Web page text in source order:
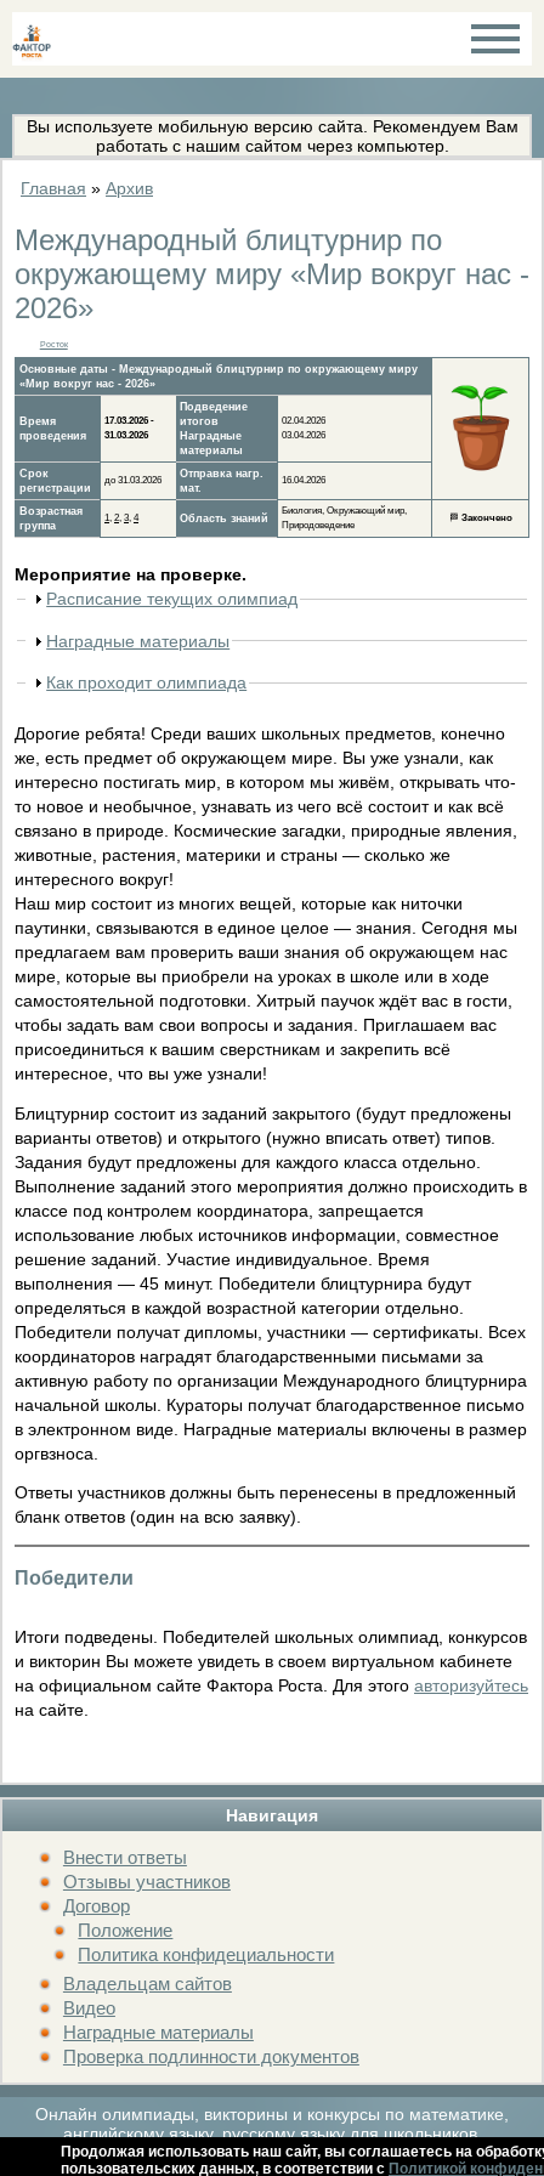
Вы используете мобильную версию сайта. Рекомендуем Вам
работать с нашим сайтом через компьютер.
Навигация
Внести ответы
Отзывы участников
Договор
Положение
Политика конфидециальности
Владельцам сайтов
Видео
Наградные материалы
Проверка подлинности документов
Главная » Архив
Международный блицтурнир по
окружающему миру «Мир вокруг нас -
2026»
Росток
Основные даты - Международный блицтурнир по окружающему миру
«Мир вокруг нас - 2026»
Время
проведения
17.03.2026 -
31.03.2026
Подведение
итогов
Наградные
материалы
02.04.2026
03.04.2026
Срок
регистрации
до 31.03.2026
Отправка нагр.
мат.
16.04.2026
Возрастная
группа
1, 2, 3, 4 Область знаний
Биология, Окружающий мир,
Природоведение
🏁 Закончено
Мероприятие на проверке.
Расписание текущих олимпиад
Наградные материалы
Как проходит олимпиада
Дорогие ребята! Среди ваших школьных предметов, конечно
же, есть предмет об окружающем мире. Вы уже узнали, как
интересно постигать мир, в котором мы живём, открывать что-
то новое и необычное, узнавать из чего всё состоит и как всё
связано в природе. Космические загадки, природные явления,
животные, растения, материки и страны — сколько же
интересного вокруг!
Наш мир состоит из многих вещей, которые как ниточки
паутинки, связываются в единое целое — знания. Сегодня мы
предлагаем вам проверить ваши знания об окружающем нас
мире, которые вы приобрели на уроках в школе или в ходе
самостоятельной подготовки. Хитрый паучок ждёт вас в гости,
чтобы задать вам свои вопросы и задания. Приглашаем вас
присоединиться к вашим сверстникам и закрепить всё
интересное, что вы уже узнали!
Блицтурнир состоит из заданий закрытого (будут предложены
варианты ответов) и открытого (нужно вписать ответ) типов.
Задания будут предложены для каждого класса отдельно.
Выполнение заданий этого мероприятия должно происходить в
классе под контролем координатора, запрещается
использование любых источников информации, совместное
решение заданий. Участие индивидуальное. Время
выполнения — 45 минут. Победители блицтурнира будут
определяться в каждой возрастной категории отдельно.
Победители получат дипломы, участники — сертификаты. Всех
координаторов наградят благодарственными письмами за
активную работу по организации Международного блицтурнира
начальной школы. Кураторы получат благодарственное письмо
в электронном виде. Наградные материалы включены в размер
оргвзноса.
Ответы участников должны быть перенесены в предложенный
бланк ответов (один на всю заявку).
Победители
Итоги подведены. Победителей школьных олимпиад, конкурсов
и викторин Вы можете увидеть в своем виртуальном кабинете
на официальном сайте Фактора Роста. Для этого авторизуйтесь
на сайте.
Онлайн олимпиады, викторины и конкурсы по математике,
английскому языку, русскому языку для школьников.
Продолжая использовать наш сайт, вы соглашаетесь на
пользовательских данных, в соответствии с Политикой